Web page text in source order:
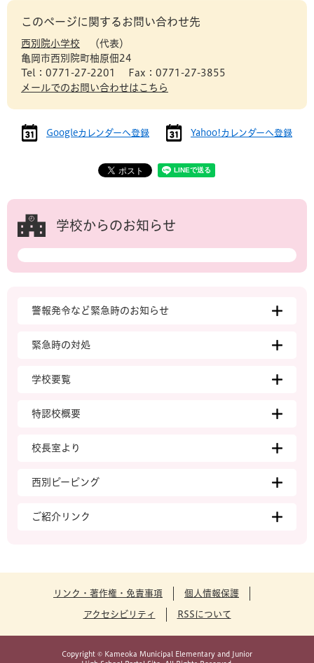
このページに関するお問い合わせ先
西別院小学校
代表
亀岡市西別院町柚原佃24
Tel：0771-27-2201
Fax：0771-27-3855
メールでのお問い合わせはこちら
Googleカレンダーへ登録 Yahoo!カレンダーへ登録
学校からのお知らせ
警報発令など緊急時のお知らせ
緊急時の対処
学校要覧
特認校概要
校長室より
西別ピーピング
ご紹介リンク
リンク・著作権・免責事項 個人情報保護
アクセシビリティ RSSについて
Copyright © Kameoka Municipal Elementary and Junior